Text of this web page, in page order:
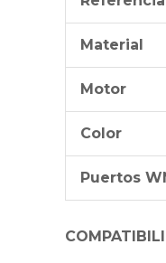
Material
Motor
Color
Puertos